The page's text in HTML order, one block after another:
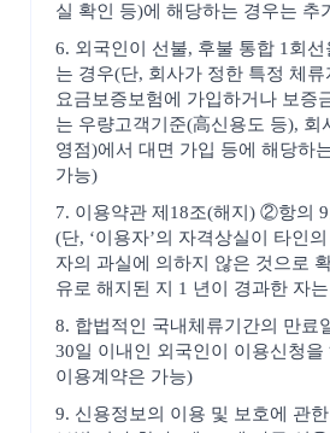
실 확인 등)에 해당하는 경우는 추
6. 외국인이 선불, 후불 통합 1회
는 경우(단, 회사가 정한 특정 체
요금보증보험에 가입하거나 보증
는 우량고객기준(高신용도 등), 회
영점)에서 대면 가입 등에 해당하
가능)
7. 이용약관 제18조(해지) ②항의
(단, ‘이용자’의 자격상실이 타인
자의 과실에 의하지 않은 것으로
유로 해지된 지 1 년이 경과한 자
8. 합법적인 국내체류기간의 만료
30일 이내인 외국인이 이용신청을
이용계약은 가능)
9. 신용정보의 이용 및 보호에 관